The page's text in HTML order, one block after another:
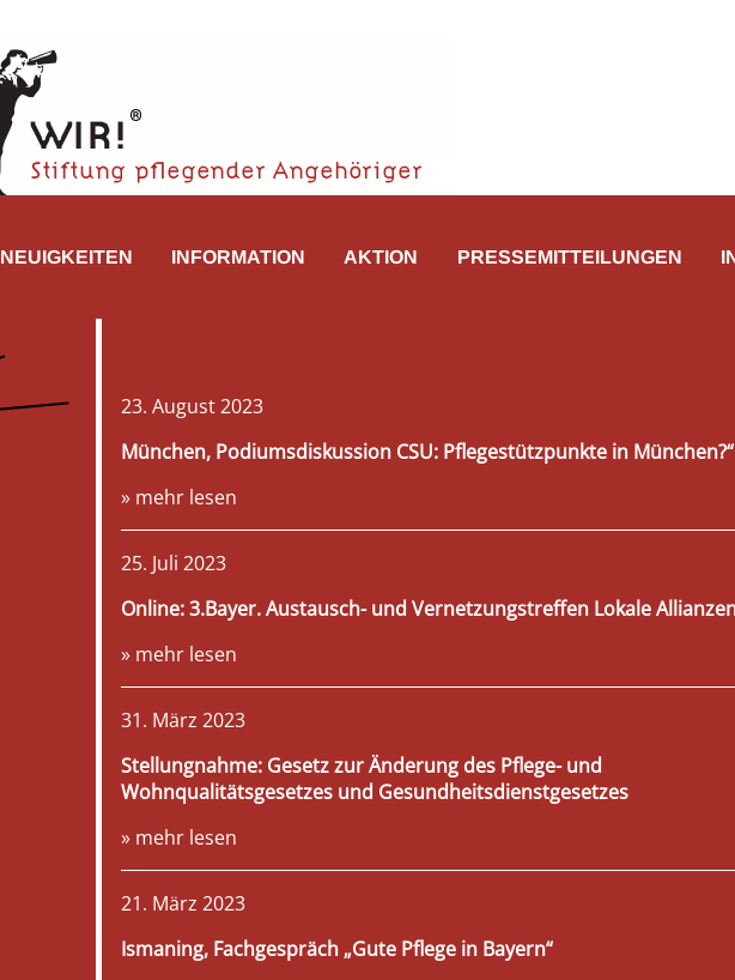
NEUIGKEITEN INFORMATION AKTION PRESSEMITTEILUNGEN
23. August 2023
München, Podiumsdiskussion CSU: Pflegestützpunkte in München?“
» mehr lesen
25. Juli 2023
Online: 3.Bayer. Austausch- und Vernetzungstreffen Lokale
» mehr lesen
31. März 2023
Stellungnahme: Gesetz zur Änderung des Pflege- und
Wohnqualitätsgesetzes und Gesundheitsdienstgesetzes
» mehr lesen
21. März 2023
Ismaning, Fachgespräch „Gute Pflege in Bayern“